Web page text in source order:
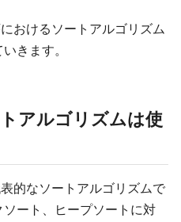
おけるソートアルゴリズム
きます。
アルゴリズムは使
的なソートアルゴリズムで
ート、ヒープソートに対